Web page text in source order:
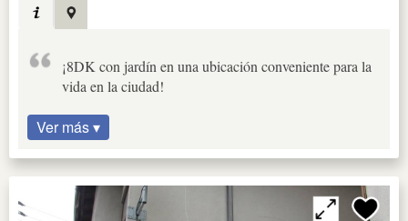
¡8DK con jardín en una ubicación conveniente para la
vida en la ciudad!
Ver más ▾